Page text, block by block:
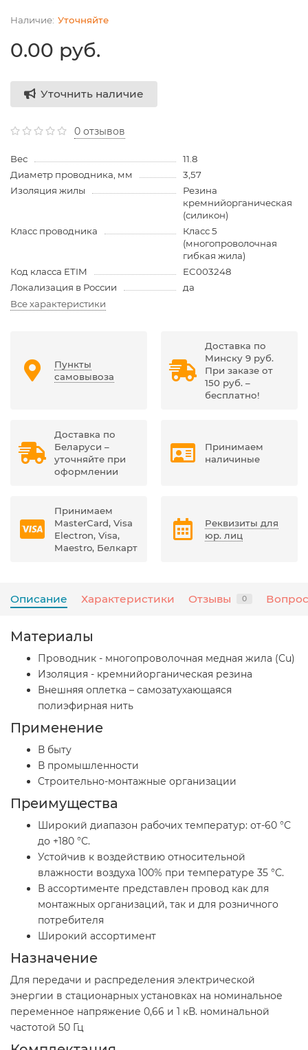
Уточняйте
0.00 руб.
Уточнить наличие
0 отзывов
Вес
11.8
Диаметр проводника, мм
3,57
Изоляция жилы
Резина
кремнийорганическая
(силикон)
Класс проводника
Класс 5
(многопроволочная
гибкая жила)
Код класса ETIM
EC003248
Локализация в России
да
Все характеристики
Пункты
самовывоза
Доставка по
Минску 9 руб.
При заказе от
150 руб. –
бесплатно!
Доставка по
Беларуси –
уточняйте при
оформлении
Принимаем
наличиные
Принимаем
MasterCard, Visa
Electron, Visa,
Maestro, Белкарт
Реквизиты для
юр. лиц
Описание Характеристики Отзывы 0
Материалы
Проводник - многопроволочная медная жила (Cu)
Изоляция - кремнийорганическая резина
Внешняя оплетка – самозатухающаяся
полиэфирная нить
Применение
В быту
В промышленности
Cтроительно-монтажные организации
Преимущества
Широкий диапазон рабочих температур: от-60 °С
до +180 °С.
Устойчив к воздействию относительной
влажности воздуха 100% при температуре 35 °С.
В ассортименте представлен провод как для
монтажных организаций, так и для розничного
потребителя
Широкий ассортимент
Назначение
Для передачи и распределения электрической
энергии в стационарных установках на номинальное
переменное напряжение 0,66 и 1 кВ. номинальной
частотой 50 Гц